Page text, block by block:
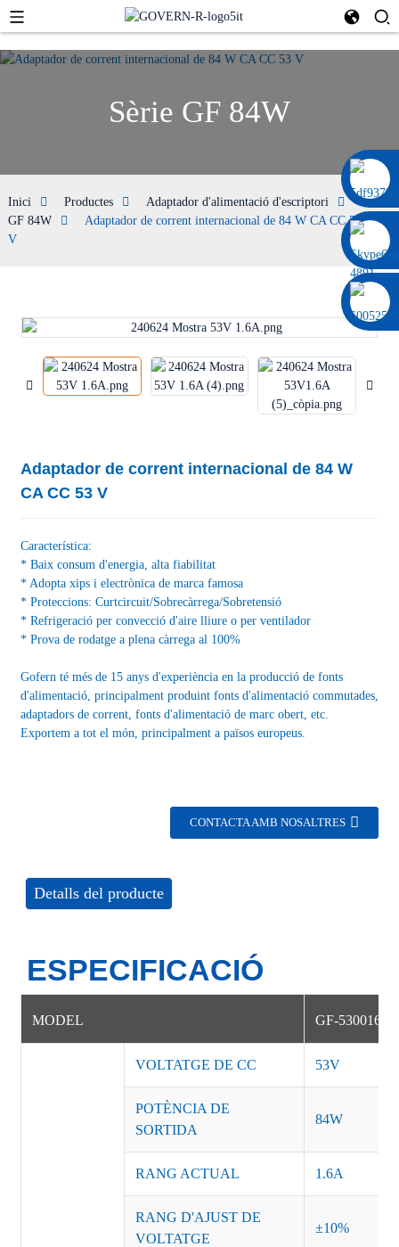
0086 13322920697
Sèrie GF 84W
Inici Productes Adaptador d'alimentació d'escriptori
Sèrie
GF 84W
Adaptador de corrent internacional de 84 W CA CC 53
V
Adaptador de corrent internacional de 84 W
CA CC 53 V
Característica:
* Baix consum d'energia, alta fiabilitat
* Adopta xips i electrònica de marca famosa
* Proteccions: Curtcircuit/Sobrecàrrega/Sobretensió
* Refrigeració per convecció d'aire lliure o per ventilador
* Prova de rodatge a plena càrrega al 100%
Gofern té més de 15 anys d'experiència en la producció de fonts
d'alimentació, principalment produint fonts d'alimentació commutades,
adaptadors de corrent, fonts d'alimentació de marc obert, etc.
Exportem a tot el món, principalment a països europeus.
CONTACTA AMB NOSALTRES
Detalls del producte
ESPECIFICACIÓ
MODEL GF-
VOLTATGE DE CC 53V
POTÈNCIA DE
SORTIDA
84W
RANG ACTUAL 1.6A
RANG D'AJUST DE
VOLTATGE
±10%